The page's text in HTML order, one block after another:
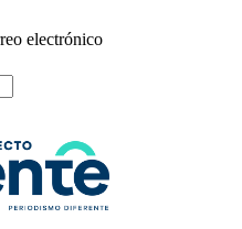
electrónico